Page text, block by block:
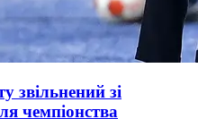
звільнений зі
чемпіонства